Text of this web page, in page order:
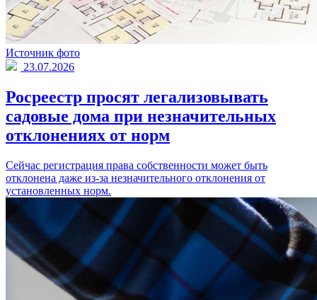
Источник фото
23.07.2026
Росреестр просят легализовывать
садовые дома при незначительных
отклонениях от норм
Сейчас регистрация права собственности может быть
отклонена даже из-за незначительного отклонения от
установленных норм.